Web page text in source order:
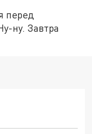
перед
ну. Завтра